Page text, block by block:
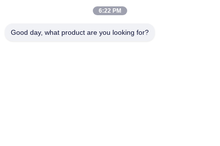
6:22 PM
Good day, what product are you looking for?